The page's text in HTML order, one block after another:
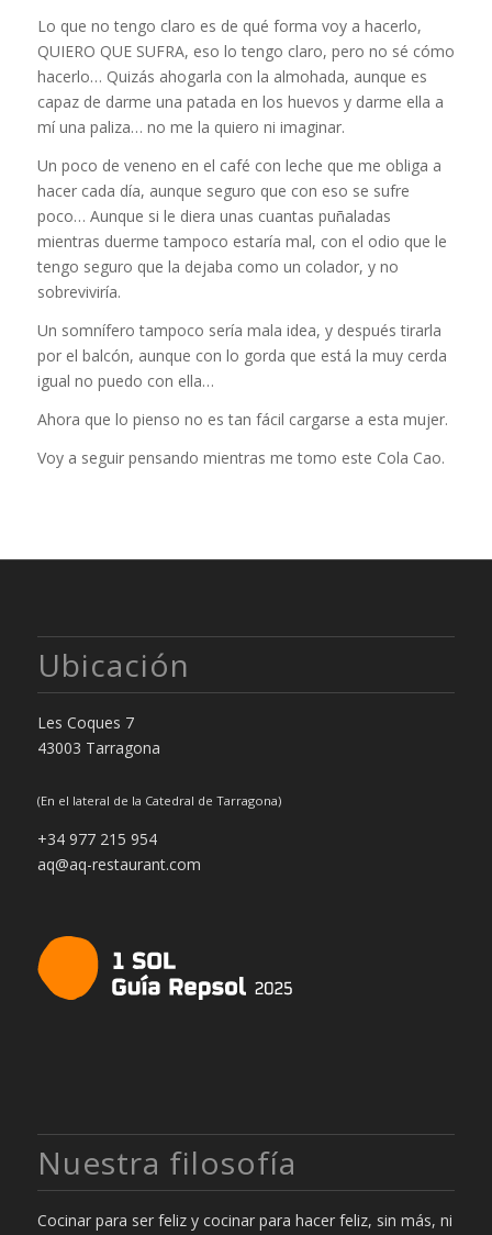
Lo que no tengo claro es de qué forma voy a hacerlo,
QUIERO QUE SUFRA, eso lo tengo claro, pero no sé cómo
hacerlo… Quizás ahogarla con la almohada, aunque es
capaz de darme una patada en los huevos y darme ella a
mí una paliza… no me la quiero ni imaginar.
Un poco de veneno en el café con leche que me obliga a
hacer cada día, aunque seguro que con eso se sufre
poco… Aunque si le diera unas cuantas puñaladas
mientras duerme tampoco estaría mal, con el odio que le
tengo seguro que la dejaba como un colador, y no
sobreviviría.
Un somnífero tampoco sería mala idea, y después tirarla
por el balcón, aunque con lo gorda que está la muy cerda
igual no puedo con ella…
Ahora que lo pienso no es tan fácil cargarse a esta mujer.
Voy a seguir pensando mientras me tomo este Cola Cao.
Ubicación
Les Coques 7
43003 Tarragona
(En el lateral de la Catedral de Tarragona)
+34 977 215 954
aq@aq-restaurant.com
Nuestra filosofía
Cocinar para ser feliz y cocinar para hacer feliz, sin más, ni